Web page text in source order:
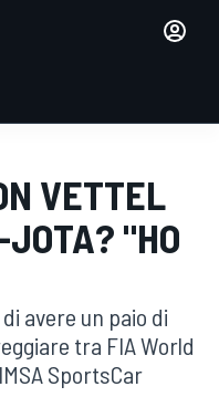
VETTEL
JOTA? "HO
avere un paio di
tra FIA World
SportsCar